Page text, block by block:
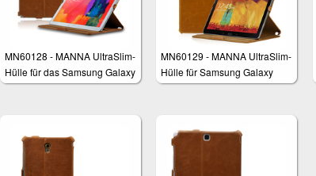
MN60128 - MANNA UltraSlim-
Hülle für das Samsung Galaxy
NotePRO und TabPRO 12.2
MN60129 - MANNA UltraSlim-
Hülle für Samsung Galaxy
TabPRO 10.1